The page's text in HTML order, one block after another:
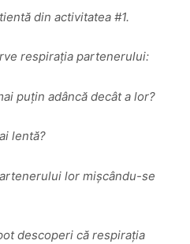
din activitatea #1.
respirația partenerului:
puțin adâncă decât a lor?
lentă?
lor mișcându-se
descoperi că respirația